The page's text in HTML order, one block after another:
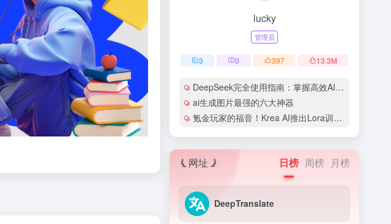
lucky
管理员
3 0 397 13.3M
DeepSeek完全使用指南：掌握高效AI工具的10大核心技巧 | SEO优化攻略
ai生成图片最强的六大神器
氪金玩家的福音！Krea AI推出Lora训练功能，”炼丹”轻松上手
网址 日榜 周榜 月榜
DeepTranslate